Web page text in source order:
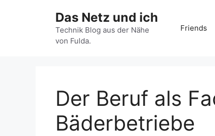
Das Netz und ich
Technik Blog aus der Nähe
von Fulda.
Friends
Der Beruf als
Bäderbetriebe